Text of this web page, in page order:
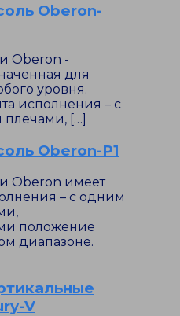
Oberon-
Oberon -
для
уровня.
исполнения – с
[…]
Oberon-P1
Oberon имеет
– с одним
положение
диапазоне.
V